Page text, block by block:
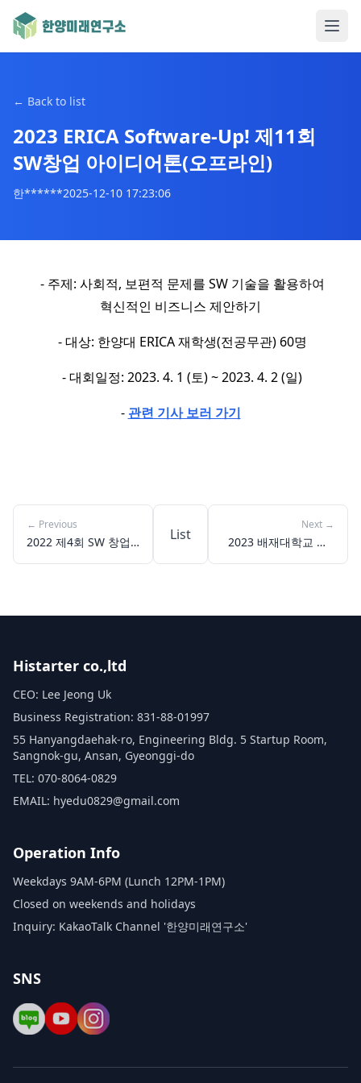
← Back to list
2023 ERICA Software-Up! 제11회
SW창업 아이디어톤(오프라인)
한******2025-12-10 17:23:06
- 주제: 사회적, 보편적 문제를 SW 기술을 활용하여
혁신적인 비즈니스 제안하기
- 대상: 한양대 ERICA 재학생(전공무관) 60명
- 대회일정: 2023. 4. 1 (토) ~ 2023. 4. 2 (일)
- 관련 기사 보러 가기
← Previous
2022 제4회 SW 창업
List
Next →
2023 배재대학교 제1
Histarter co.,ltd
CEO: Lee Jeong Uk
Business Registration: 831-88-01997
55 Hanyangdaehak-ro, Engineering Bldg. 5 Startup Room,
Sangnok-gu, Ansan, Gyeonggi-do
TEL: 070-8064-0829
EMAIL: hyedu0829@gmail.com
Operation Info
Weekdays 9AM-6PM (Lunch 12PM-1PM)
Closed on weekends and holidays
Inquiry: KakaoTalk Channel '한양미래연구소'
SNS